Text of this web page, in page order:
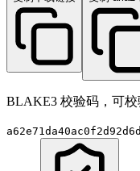
BLAKE3 校验码，可